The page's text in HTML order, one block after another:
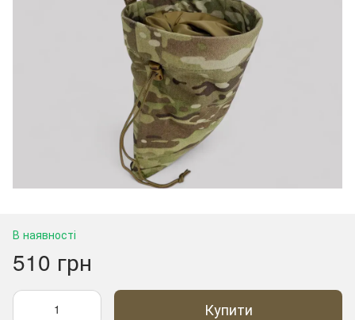
В наявності
510 грн
Купити